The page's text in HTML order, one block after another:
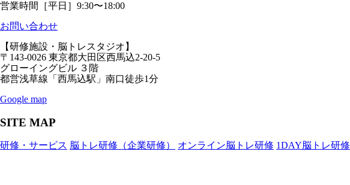
営業時間［平日］9:30〜18:00
お問い合わせ
【研修施設・脳トレスタジオ】
〒143-0026 東京都大田区西馬込2-20-5
グローイングビル ３階
都営浅草線「西馬込駅」南口徒歩1分
Google map
SITE MAP
研修・サービス 脳トレ研修（企業研修） オンライン脳トレ研修 1DAY脳トレ研修